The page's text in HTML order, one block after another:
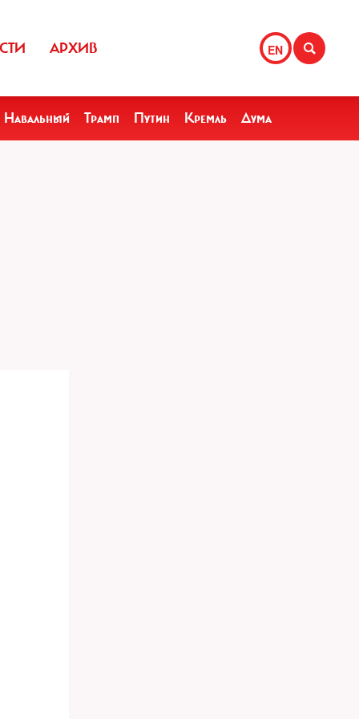
EN
АРХИВ
Навальный Трамп Путин Кремль Дума